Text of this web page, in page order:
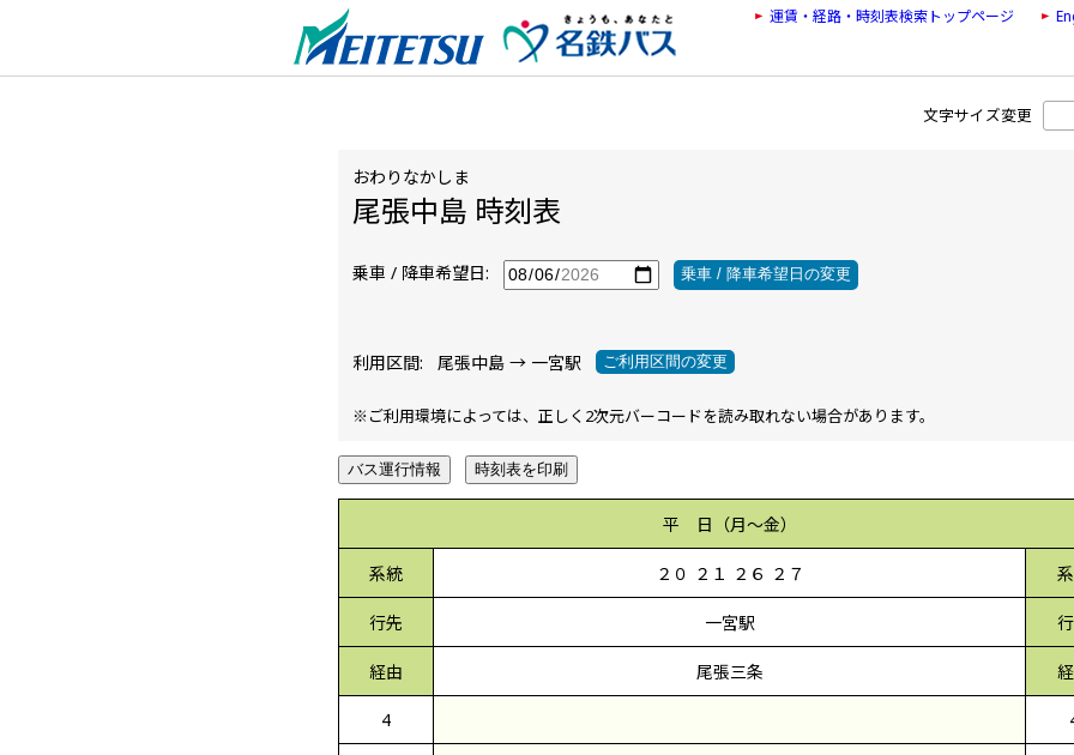
運賃・経路・時刻表検索トップページ
文字サイズ変更
おわりなかしま
尾張中島 時刻表
乗車 / 降車希望日: 乗車 / 降車希望日の変更
利用区間: 尾張中島 → 一宮駅 ご利用区間の変更
※ご利用環境によっては、正しく2次元バーコードを読み取れない場合があります。
バス運行情報 時刻表を印刷
平 日（月〜金）
系統 ２０ ２１ ２６ ２７
行先 一宮駅
経由 尾張三条
4